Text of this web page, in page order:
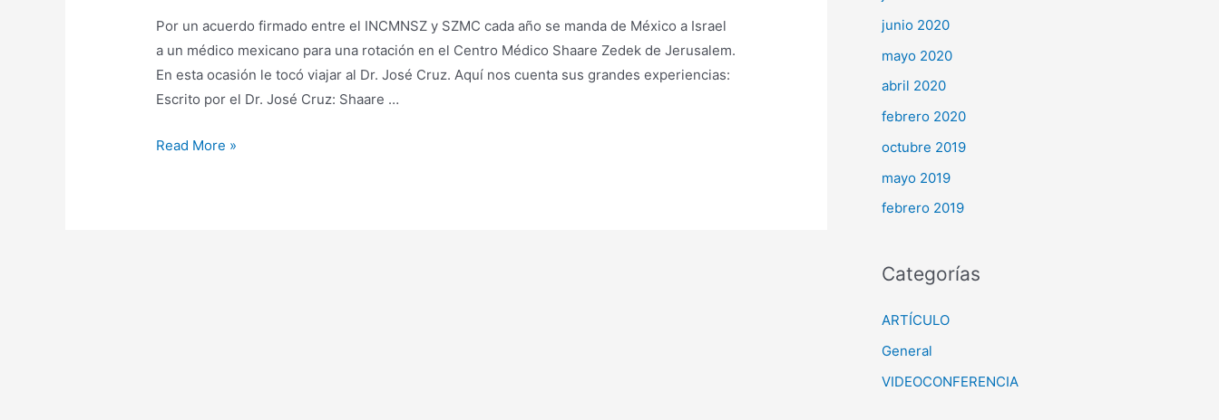
Por un acuerdo firmado entre el INCMNSZ y SZMC cada año se manda de México a Israel
a un médico mexicano para una rotación en el Centro Médico Shaare Zedek de Jerusalem.
En esta ocasión le tocó viajar al Dr. José Cruz. Aquí nos cuenta sus grandes experiencias:
Escrito por el Dr. José Cruz: Shaare …
Read More »
junio 2020
mayo 2020
abril 2020
febrero 2020
octubre 2019
mayo 2019
febrero 2019
Categorías
ARTÍCULO
General
VIDEOCONFERENCIA